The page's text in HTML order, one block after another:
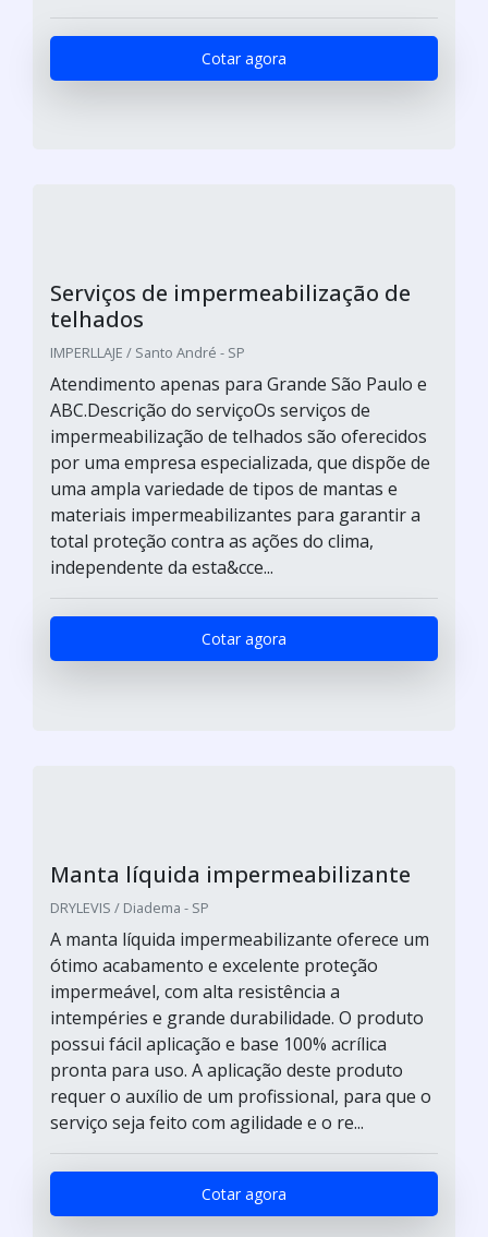
Cotar agora
Serviços de impermeabilização de
telhados
IMPERLLAJE / Santo André - SP
Atendimento apenas para Grande São Paulo e
ABC.Descrição do serviçoOs serviços de
impermeabilização de telhados são oferecidos
por uma empresa especializada, que dispõe de
uma ampla variedade de tipos de mantas e
materiais impermeabilizantes para garantir a
total proteção contra as ações do clima,
independente da esta&cce...
Cotar agora
Manta líquida impermeabilizante
DRYLEVIS / Diadema - SP
A manta líquida impermeabilizante oferece um
ótimo acabamento e excelente proteção
impermeável, com alta resistência a
intempéries e grande durabilidade. O produto
possui fácil aplicação e base 100% acrílica
pronta para uso. A aplicação deste produto
requer o auxílio de um profissional, para que o
serviço seja feito com agilidade e o re...
Cotar agora